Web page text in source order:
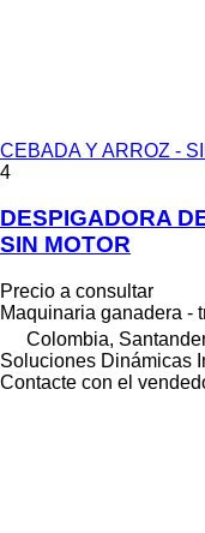
CEBADA Y ARROZ -
4
DESPIGADORA
SIN MOTOR
Precio a consultar
Maquinaria ganadera -
Colombia,
Soluciones Dinámicas
Contacte con el